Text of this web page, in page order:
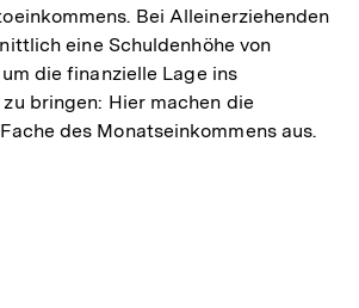
Bei Alleinerziehenden
eine Schuldenhöhe von
die finanzielle Lage ins
bringen: Hier machen die
des Monatseinkommens au s.